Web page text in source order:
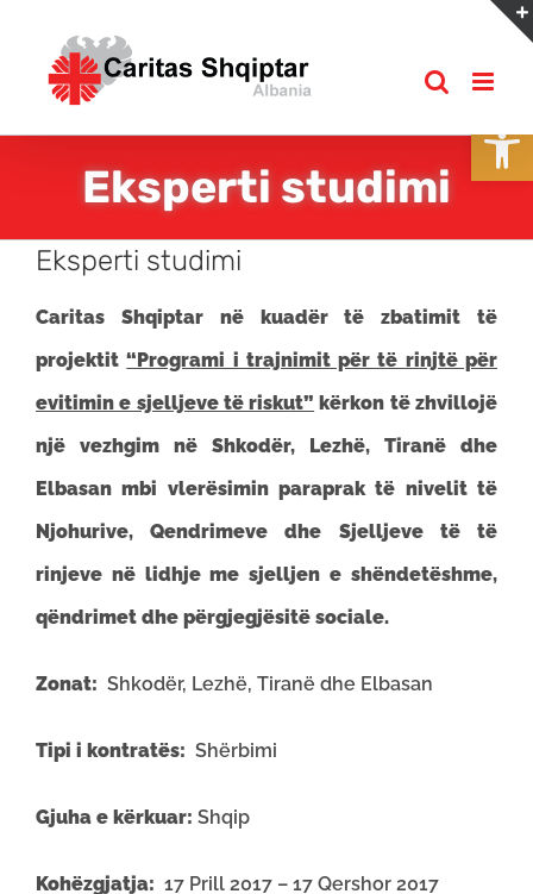
content
Eksperti studimi
Eksperti studimi
Caritas Shqiptar në kuadër të zbatimit të
projektit“Programi i trajnimit për të rinjtë për
evitimin e sjelljeve të riskut” kërkon të zhvillojë
një vezhgim në Shkodër, Lezhë, Tiranë dhe
Elbasan mbi vlerësimin paraprak të nivelit të
Njohurive, Qendrimeve dhe Sjelljeve të të
rinjeve në lidhje me sjelljen e shëndetëshme,
qëndrimet dhe përgjegjësitë sociale.
Zonat: Shkodër, Lezhë, Tiranë dhe Elbasan
Tipi i kontratës: Shërbimi
Gjuha e kërkuar: Shqip
Kohëzgjatja: 17 Prill 2017 – 17 Qershor 2017